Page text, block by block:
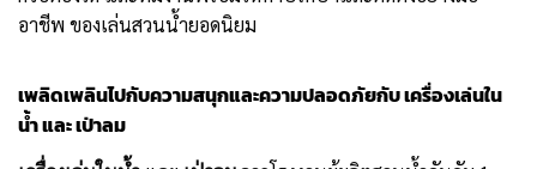
อาชีพ ของเล่นสวนน้ำยอดนิยม
เพลิดเพลินไปกับความสนุกและความปลอดภัยกับเครื่องเล่นใน
น้ำและเป่าลม